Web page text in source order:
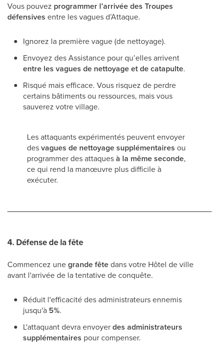
Vous pouvez programmer l’arrivée des Troupes
défensives entre les vagues d’Attaque.
Ignorez la première vague (de nettoyage).
Envoyez des Assistance pour qu’elles arrivent
entre les vagues de nettoyage et de catapulte.
Risqué mais efficace. Vous risquez de perdre
certains bâtiments ou ressources, mais vous
sauverez votre village.
Les attaquants expérimentés peuvent envoyer
desvagues de nettoyage supplémentaires ou
programmer des attaquesà la même seconde,
ce qui rend la manœuvre plus difficile à
exécuter.
4. Défense de la fête
Commencez unegrande fêtedans votre Hôtel de ville
avant l'arrivée de la tentative de conquête.
Réduit l'efficacité des administrateurs ennemis
jusqu'à 5%.
L'attaquant devra envoyerdes administrateurs
supplémentaires pour compenser.